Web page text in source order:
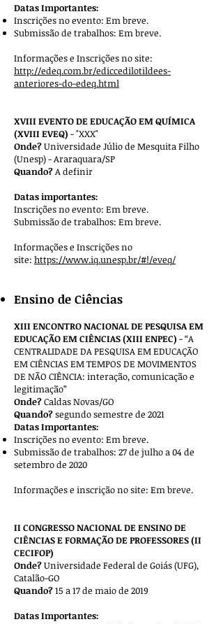
Datas Importantes:
Inscrições no evento: Em breve.
Submissão de trabalhos: Em breve.
Informações e Inscrições no site:
http://edeq.com.br/ediccedilotildees-
anteriores-do-edeq.html
XVIII EVENTO DE EDUCAÇÃO EM QUÍMICA
(XVIII EVEQ) - "XXX"
Onde?Universidade Júlio de Mesquita Filho
(Unesp) - Araraquara/SP
Quando?A definir
Datas importantes:
Inscrições no evento: Em breve.
Submissão de trabalhos: Em breve.
Informações e Inscrições no
site: https://www.iq.unesp.br/#!/eveq/
Ensino de Ciências
XIII ENCONTRO NACIONAL DE PESQUISA EM
EDUCAÇÃO EM CIÊNCIAS (XIII ENPEC) - “A
CENTRALIDADE DA PESQUISA EM EDUCAÇÃO
EM CIÊNCIAS EM TEMPOS DE MOVIMENTOS
DE NÃO CIÊNCIA: interação, comunicação e
legitimação”
Onde?Caldas Novas/GO
Quando?segundo semestre de 2021
Datas Importantes:
Inscrições no evento: Em breve.
Submissão de trabalhos: 27 de julho a 04 de
setembro de 2020
Informações e inscrição no site: Em breve.
II CONGRESSO NACIONAL DE ENSINO DE
CIÊNCIAS E FORMAÇÃO DE PROFESSORES (II
CECIFOP)
Onde?Universidade Federal de Goiás (UFG),
Catalão-GO
Quando?15 a 17 de maio de 2019
Datas Importantes: